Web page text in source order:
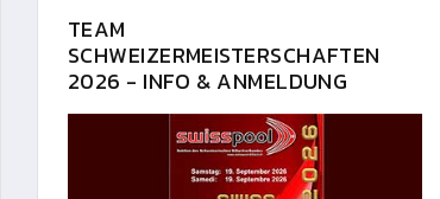
TEAM
SCHWEIZERMEISTERSCHAFTEN
2026 - INFO & ANMELDUNG